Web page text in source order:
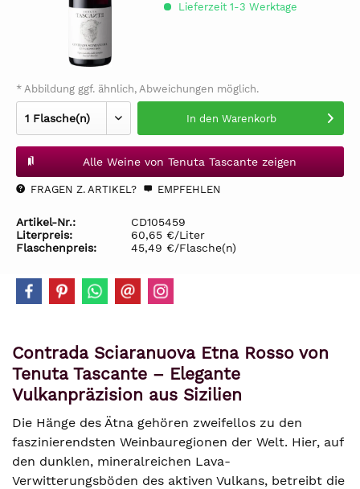
Lieferzeit 1-3 Werktage
* Abbildung ggf. ähnlich, Abweichungen möglich.
In den Warenkorb
Alle Weine von Tenuta Tascante zeigen
FRAGEN Z. ARTIKEL? EMPFEHLEN
Artikel-Nr.:
CD105459
Literpreis:
60,65 €/Liter
Flaschenpreis:
45,49 €/Flasche(n)
Contrada Sciaranuova Etna Rosso von
Tenuta Tascante – Elegante
Vulkanpräzision aus Sizilien
Die Hänge des Ätna gehören zweifellos zu den
faszinierendsten Weinbauregionen der Welt. Hier, auf
den dunklen, mineralreichen Lava-
Verwitterungsböden des aktiven Vulkans, betreibt die